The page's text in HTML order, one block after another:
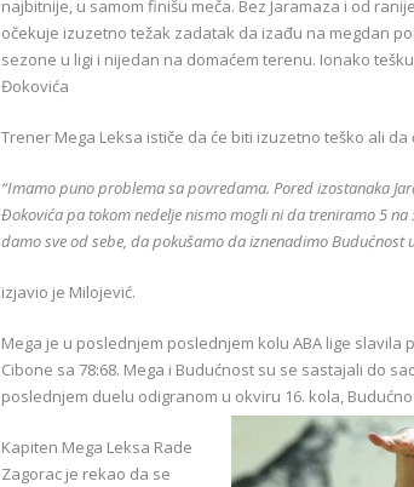
najbitnije, u samom finišu meča. Bez Jaramaza i od
očekuje izuzetno težak zadatak da izađu na megdan
sezone u ligi i nijedan na domaćem terenu. Ionako
Đokovića
Trener Mega Leksa ističe da će biti izuzetno teško ali
“Imamo puno problema sa povredama. Pored izostanaka
Đokovića pa tokom nedelje nismo mogli ni da treniramo 5
damo sve od sebe, da pokušamo da iznenadimo Budućnost
izjavio je Milojević.
Mega je u poslednjem poslednjem kolu ABA lige
Cibone sa 78:68. Mega i Budućnost su se sastajali do
poslednjem duelu odigranom u okviru 16. kola,
Kapiten Mega Leksa Rade
Zagorac je rekao da se